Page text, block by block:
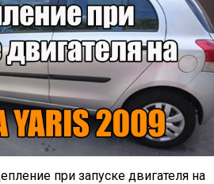
при запуске двигателя на